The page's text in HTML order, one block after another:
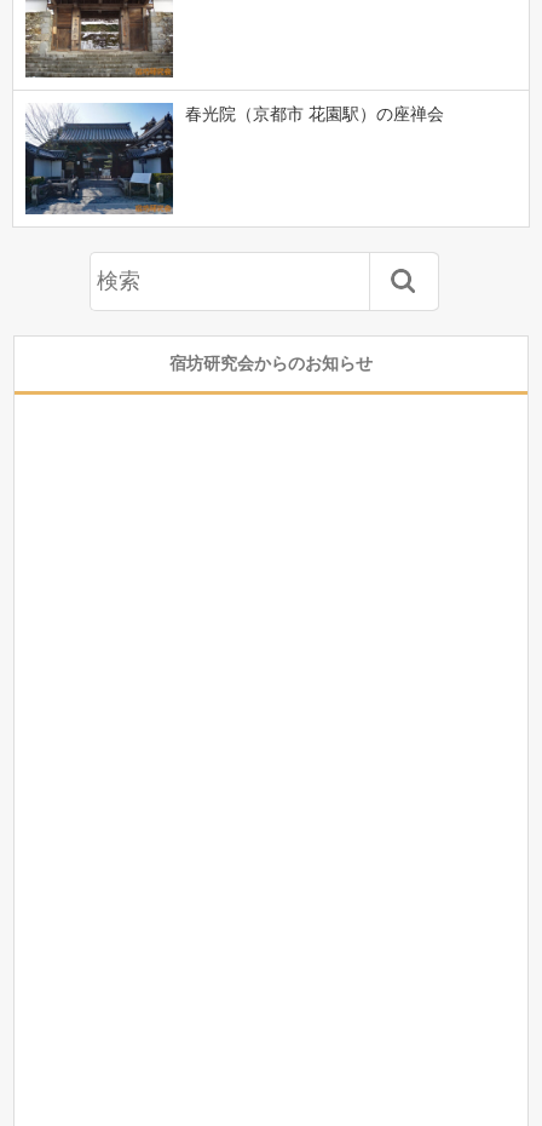
春光院（京都市 花園駅）の座禅会
宿坊研究会からのお知らせ